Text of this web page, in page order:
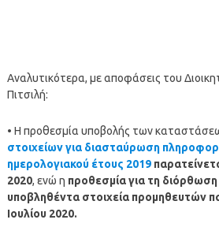
Αναλυτικότερα, με αποφάσεις του
Πιτσιλή:
• Η προθεσμία υποβολής των
στοιχείων για διασταύρωση
ημερολογιακού έτους 2019
2020, ενώ η προθεσμία για τη
υποβληθέντα στοιχεία προμηθευτών
Ιουλίου 2020.